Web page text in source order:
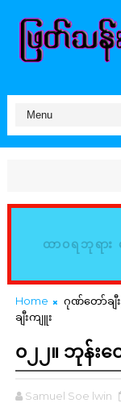
ထာဝရဘုရား
မြည်းစ
Home ဂုဏ်တော်ချီး
ချီးကျူး
၀၂၂။ ဘုန်းတ
Samuel Soe lwin